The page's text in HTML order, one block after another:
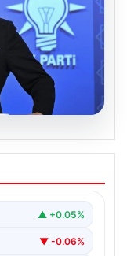
| AK Parti
en
▲ +0.05%
▼ -0.06%